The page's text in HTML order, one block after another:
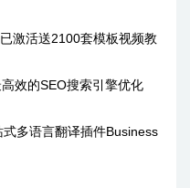
激活送2100套模板视频教
效的SEO搜索引擎优化
多语言翻译插件Business